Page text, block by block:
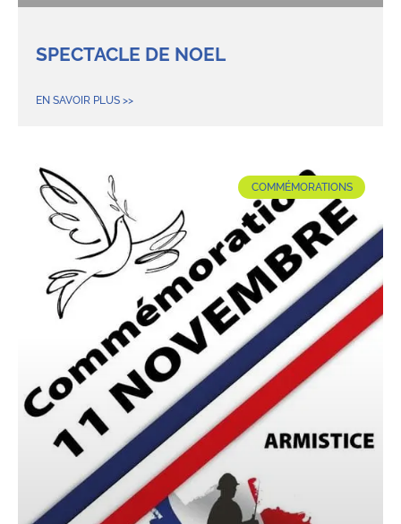
SPECTACLE DE NOEL
EN SAVOIR PLUS >>
COMMÉMORATIONS